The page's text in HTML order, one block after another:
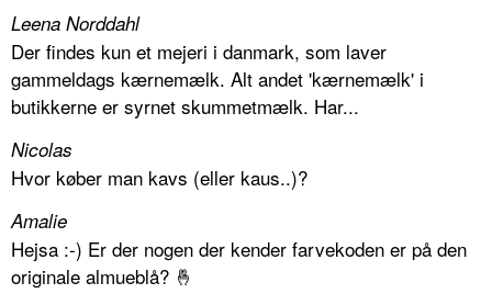
Leena Norddahl
Der findes kun et mejeri i danmark, som laver
gammeldags kærnemælk. Alt andet 'kærnemælk' i
butikkerne er syrnet skummetmælk. Har...
Nicolas
Hvor køber man kavs (eller kaus..)?
Amalie
Hejsa :-) Er der nogen der kender farvekoden er på den
originale almueblå? 🤞